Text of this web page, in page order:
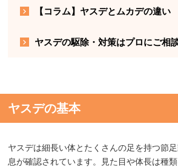
【コラム】ヤスデとムカデの違い
ヤスデの駆除・対策はプロにご相
ヤスデの基本
ヤスデは細長い体とたくさんの足を持つ節
息が確認されています。見た目や体長は種